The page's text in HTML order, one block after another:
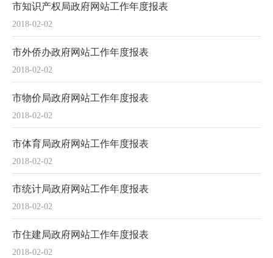
2018-02-02
市知识产权局政府网站工作年度报表
2018-02-02
市外侨办政府网站工作年度报表
2018-02-02
市物价局政府网站工作年度报表
2018-02-02
市体育局政府网站工作年度报表
2018-02-02
市统计局政府网站工作年度报表
2018-02-02
市住建局政府网站工作年度报表